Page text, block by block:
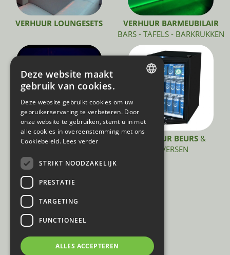
VERHUUR LOUNGESETS
VERHUUR BARMEUBILAIR
BARS - TAFELS - BARKRUKKEN
VERHUUR INRICHTING
ETC
VERHUUR BEURS &
DIVERSEN
FRENCH
Deze website maakt
gebruik van cookies.
Deze website gebruikt cookies om uw
gebruikerservaring te verbeteren. Door
onze website te gebruiken, stemt u in met
alle cookies in overeenstemming met ons
Cookiebeleid. Lees verder
STRIKT NOODZAKELIJK
PRESTATIE
TARGETING
FUNCTIONEEL
ALLES ACCEPTEREN